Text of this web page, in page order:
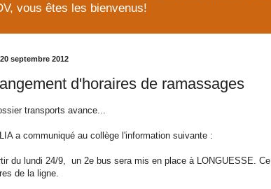
vous êtes les bienvenus!
septembre 2012
d'horaires de ramassages
transports avance...
a communiqué au collège l'information suivante :
du lundi 24/9, un 2e bus sera mis en place à LONGUESSE.
de la ligne.